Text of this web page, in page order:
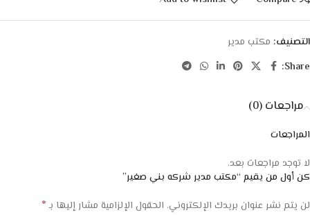
التصنيف: مكتب مدير
Share:
مراجعات (0)
المراجعات
لا توجد مراجعات بعد.
كن أول من يقيم “مكتب مدير شركه بني صغير”
لن يتم نشر عنوان بريدك الإلكتروني. الحقول الإلزامية مشار إليها بـ*